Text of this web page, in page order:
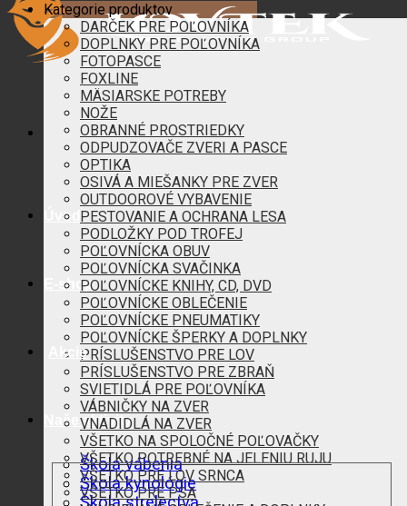
Úvod
E-shop
Akcie
Naše aktivity
Škola vábenia
Škola kynológie
Škola strelectva
Kategorie produktov
DARČEK PRE POĽOVNÍKA
DOPLNKY PRE POĽOVNÍKA
FOTOPASCE
FOXLINE
MÄSIARSKE POTREBY
NOŽE
OBRANNÉ PROSTRIEDKY
ODPUDZOVAČE ZVERI A PASCE
OPTIKA
OSIVÁ A MIEŠANKY PRE ZVER
OUTDOOROVÉ VYBAVENIE
PESTOVANIE A OCHRANA LESA
PODLOŽKY POD TROFEJ
POĽOVNÍCKA OBUV
POĽOVNÍCKA SVAČINKA
POĽOVNÍCKE KNIHY, CD, DVD
POĽOVNÍCKE OBLEČENIE
POĽOVNÍCKE PNEUMATIKY
POĽOVNÍCKE ŠPERKY A DOPLNKY
PRÍSLUŠENSTVO PRE LOV
PRÍSLUŠENSTVO PRE ZBRAŇ
SVIETIDLÁ PRE POĽOVNÍKA
VÁBNIČKY NA ZVER
VNADIDLÁ NA ZVER
VŠETKO NA SPOLOČNÉ POĽOVAČKY
VŠETKO POTREBNÉ NA JELENIU RUJU
VŠETKO PRE LOV SRNCA
VŠETKO PRE PSA